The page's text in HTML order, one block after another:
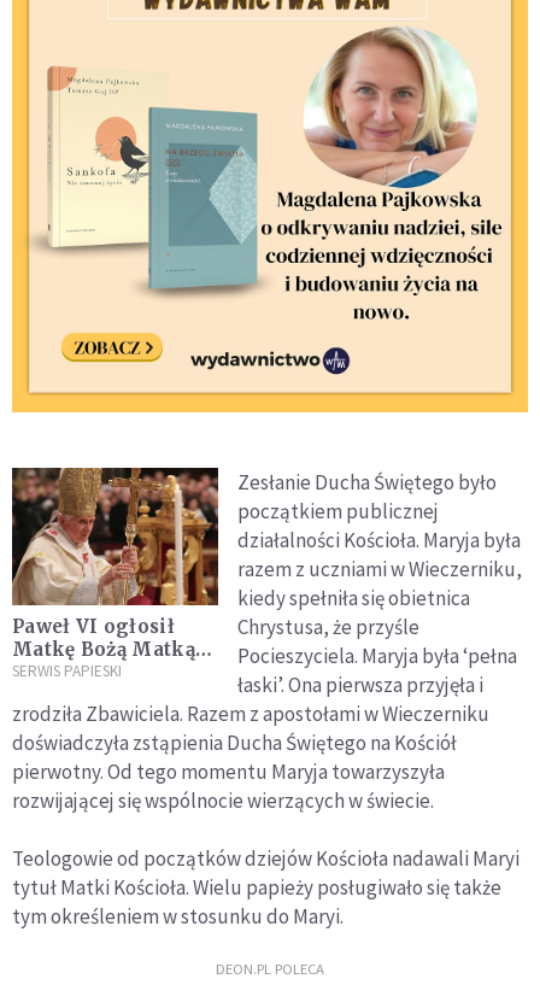
Paweł VI ogłosił
Matkę Bożą Matką
Kościoła
SERWIS PAPIESKI
Zesłanie Ducha Świętego było
początkiem publicznej
działalności Kościoła. Maryja była
razem z uczniami w Wieczerniku,
kiedy spełniła się obietnica
Chrystusa, że przyśle
Pocieszyciela. Maryja była ‘pełna
łaski’. Ona pierwsza przyjęła i
zrodziła Zbawiciela. Razem z apostołami w Wieczerniku
doświadczyła zstąpienia Ducha Świętego na Kościół
pierwotny. Od tego momentu Maryja towarzyszyła
rozwijającej się wspólnocie wierzących w świecie.
Teologowie od początków dziejów Kościoła nadawali Maryi
tytuł Matki Kościoła. Wielu papieży posługiwało się także
tym określeniem w stosunku do Maryi.
DEON.PL POLECA